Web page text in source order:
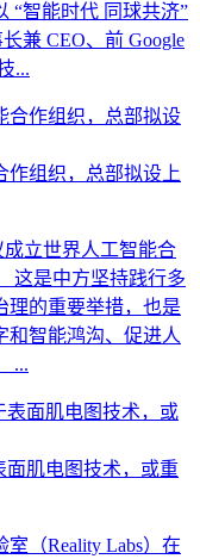
“智能时代 同球共济”
兼 CEO、前 Google
...
作组织，总部拟设上
成立世界人工智能合
这是中方坚持践行多
理的重要举措，也是
和智能鸿沟、促进人
...
面肌电图技术，或重
室（Reality Labs）在